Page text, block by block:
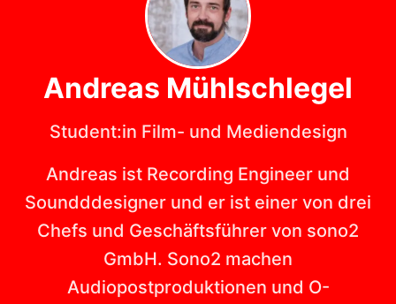
Andreas Mühlschlegel
Student:in Film- und Mediendesign
Andreas ist Recording Engineer und
Soundddesigner und er ist einer von drei
Chefs und Geschäftsführer von sono2
GmbH. Sono2 machen
Audiopostproduktionen und O-